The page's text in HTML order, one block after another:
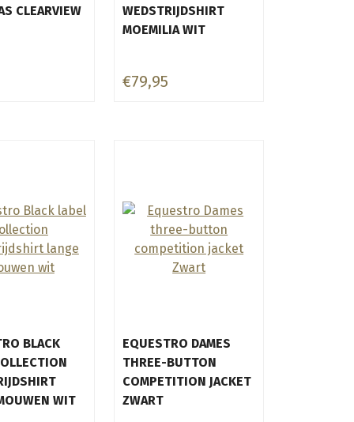
CLEARVIEW
WEDSTRIJDSHIRT
MOEMILIA WIT
€79,95
BLACK
WIT
EQUESTRO DAMES
THREE-BUTTON
COMPETITION JACKET
ZWART